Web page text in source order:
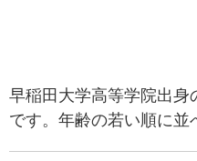
早稲田大学高等学院出身
です。年齢の若い順に並